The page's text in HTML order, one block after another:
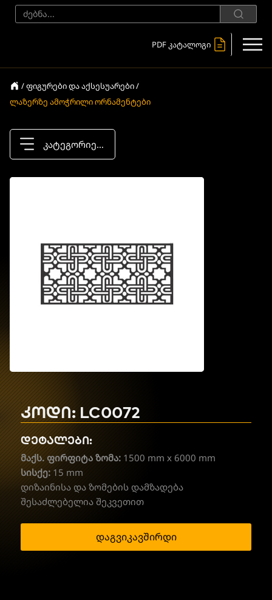
PDF კატალოგი
/ ფიგურები და აქსესუარები /
ლაზერზე ამოჭრილი ორნამენტები
კატეგორიები
კოდი: LC0072
დეტალები:
მაქს. ფირფიტა ზომა: 1500 mm x 6000 mm
სისქე: 15 mm
დიზაინისა და ზომების დამზადება
შესაძლებელია შეკვეთით
დაგვიკავშირდი